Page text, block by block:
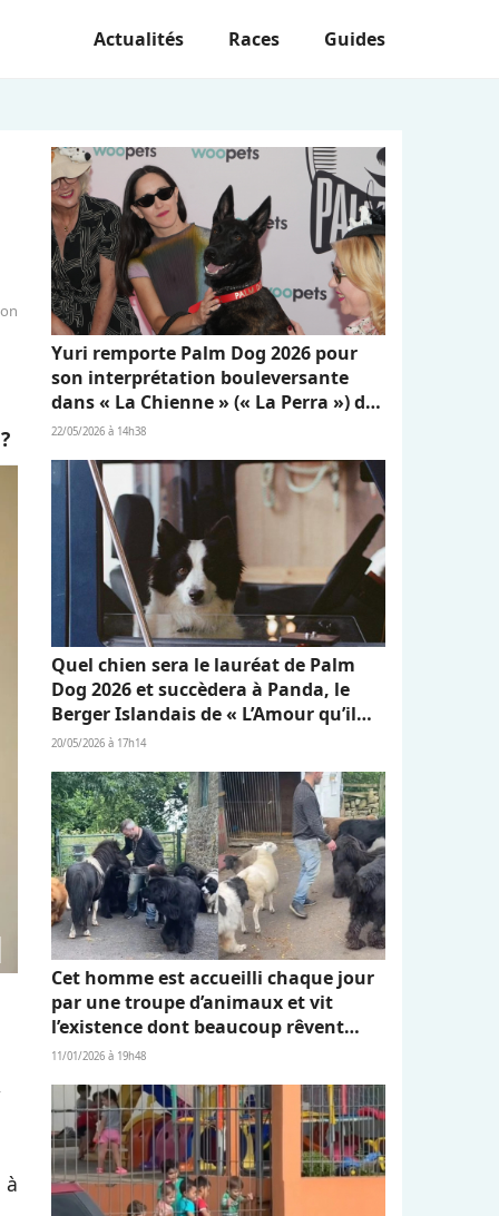
Actualités Races Guides
à
Yuri remporte Palm Dog 2026 pour
son interprétation bouleversante
dans « La Chienne » (« La Perra ») de
Dominga Sotomayor
22/05/2026 à 14h38
Quel chien sera le lauréat de Palm
Dog 2026 et succèdera à Panda, le
Berger Islandais de « L’Amour qu’il
nous reste » ?
20/05/2026 à 17h14
Cet homme est accueilli chaque jour
par une troupe d’animaux et vit
l’existence dont beaucoup rêvent
(vidéo)
11/01/2026 à 19h48